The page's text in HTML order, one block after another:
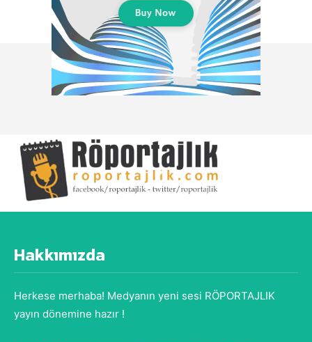
Hakkımızda
Herkese merhaba! Medyanın yeni sesi RÖPORTAJLIK
yayın dönemine hazır !